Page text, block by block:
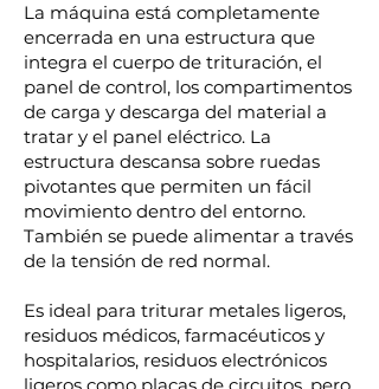
La máquina está completamente
encerrada en una estructura que
integra el cuerpo de trituración, el
panel de control, los compartimentos
de carga y descarga del material a
tratar y el panel eléctrico. La
estructura descansa sobre ruedas
pivotantes que permiten un fácil
movimiento dentro del entorno.
También se puede alimentar a través
de la tensión de red normal.
Es ideal para triturar metales ligeros,
residuos médicos, farmacéuticos y
hospitalarios, residuos electrónicos